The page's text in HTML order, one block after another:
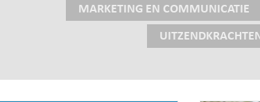
MARKETING EN COMMUNICATIE